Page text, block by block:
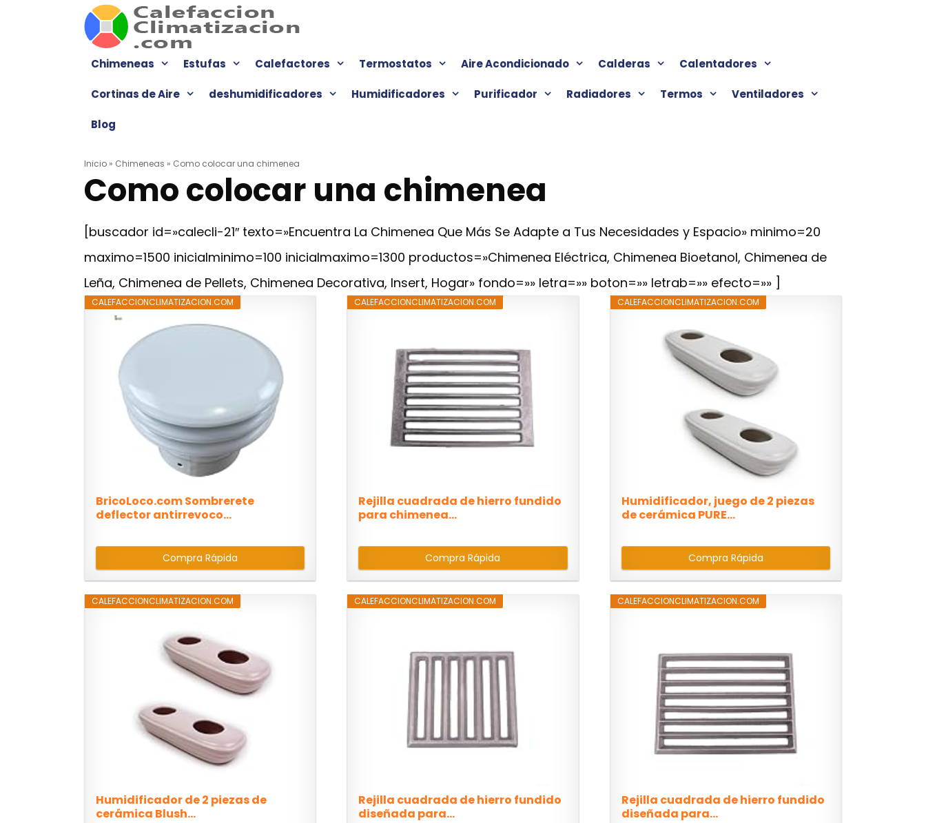
Chimeneas Estufas Calefactores Termostatos Aire Acondicionado Calderas Calentadores
Cortinas de Aire deshumidificadores Humidificadores Purificador Radiadores Termos Ventiladores
Blog
Inicio » Chimeneas » Como colocar una chimenea
Como colocar una chimenea
[buscador id=»calecli-21″ texto=»Encuentra La Chimenea Que Más Se Adapte a Tus Necesidades y Espacio» minimo=20
maximo=1500 inicialminimo=100 inicialmaximo=1300 productos=»Chimenea Eléctrica, Chimenea Bioetanol, Chimenea de
Leña, Chimenea de Pellets, Chimenea Decorativa, Insert, Hogar» fondo=»» letra=»» boton=»» letrab=»» efecto=»» ]
CALEFACCIONCLIMATIZACION.COM
BricoLoco.com Sombrerete
deflector antirrevoco...
Compra Rápida
CALEFACCIONCLIMATIZACION.COM
Rejilla cuadrada de hierro fundido
para chimenea...
Compra Rápida
CALEFACCIONCLIMATIZACION.COM
Humidificador, juego de 2 piezas
de cerámica PURE...
Compra Rápida
CALEFACCIONCLIMATIZACION.COM
Humidificador de 2 piezas de
cerámica Blush...
CALEFACCIONCLIMATIZACION.COM
Rejilla cuadrada de hierro fundido
diseñada para...
CALEFACCIONCLIMATIZACION.COM
Rejilla cuadrada de hierro fundido
diseñada para...